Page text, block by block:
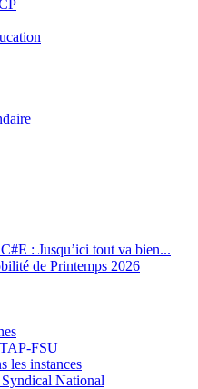
: Jusqu’ici tout va bien...
de Printemps 2026
FSU
les instances
National